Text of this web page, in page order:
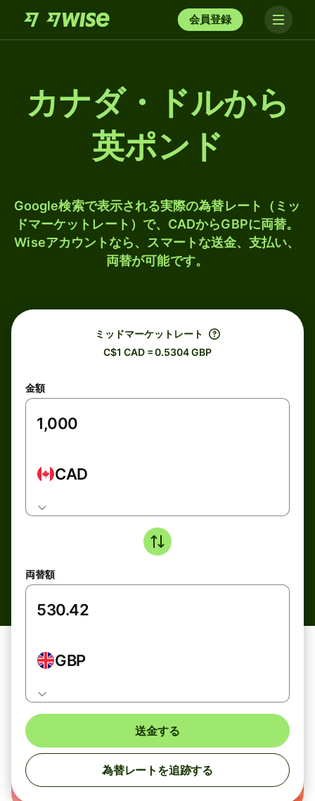
会員登録
カナダ・ドルから
英ポンド
Google検索で表示される実際の為替レート（ミッ
ドマーケットレート）で、CADからGBPに両替。
Wiseアカウントなら、スマートな送金、支払い、
両替が可能です。
ミッドマーケットレート
C$1 CAD = 0.5304 GBP
金額
CAD
両替額
GBP
送金する
為替レートを追跡する